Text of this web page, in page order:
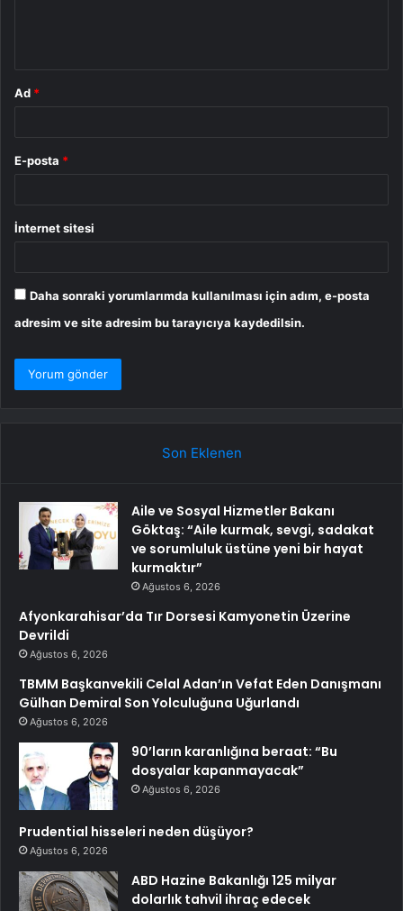
Ad *
E-posta *
İnternet sitesi
Daha sonraki yorumlarımda kullanılması için adım, e-posta
adresim ve site adresim bu tarayıcıya kaydedilsin.
Son Eklenen
Aile ve Sosyal Hizmetler Bakanı
Göktaş: “Aile kurmak, sevgi, sadakat
ve sorumluluk üstüne yeni bir hayat
kurmaktır”
Ağustos 6, 2026
Afyonkarahisar’da Tır Dorsesi Kamyonetin Üzerine
Devrildi
Ağustos 6, 2026
TBMM Başkanvekili Celal Adan’ın Vefat Eden Danışmanı
Gülhan Demiral Son Yolculuğuna Uğurlandı
Ağustos 6, 2026
90’ların karanlığına beraat: “Bu
dosyalar kapanmayacak”
Ağustos 6, 2026
Prudential hisseleri neden düşüyor?
Ağustos 6, 2026
ABD Hazine Bakanlığı 125 milyar
dolarlık tahvil ihraç edecek